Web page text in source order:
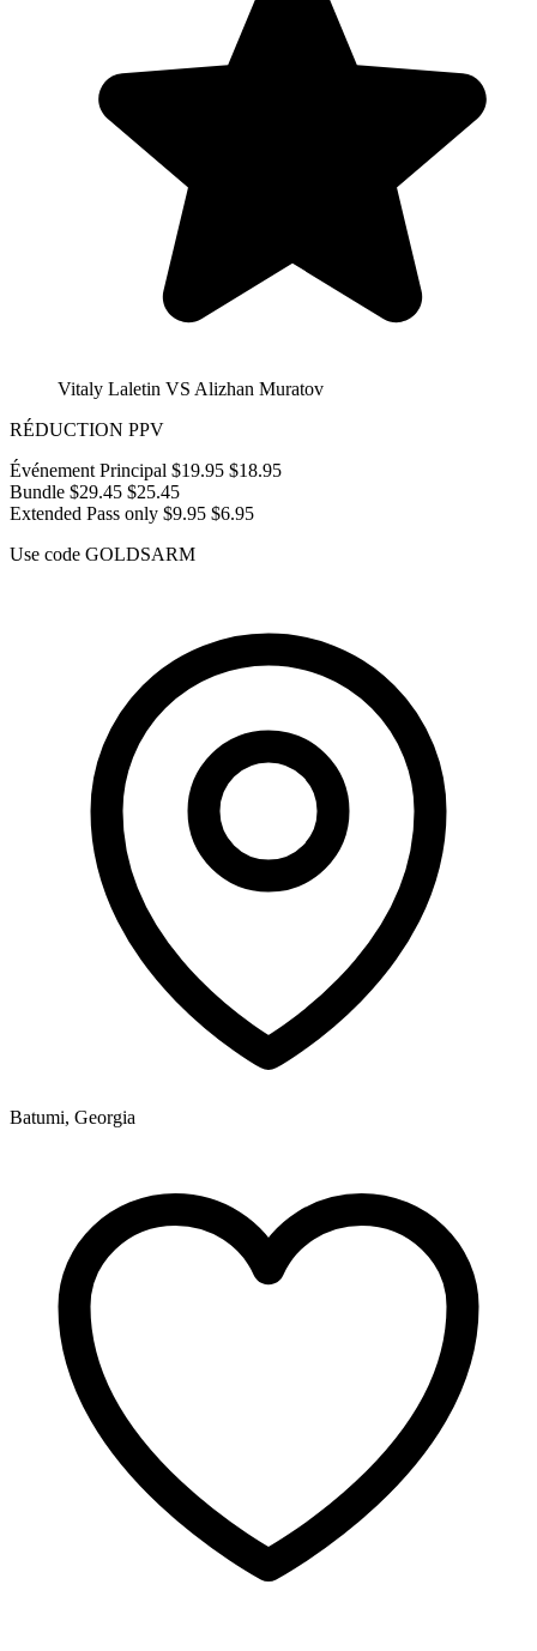
Vitaly Laletin VS Alizhan Muratov
RÉDUCTION PPV
Événement Principal $19.95 $18.95
Bundle $29.45 $25.45
Extended Pass only $9.95 $6.95
Use code GOLDSARM
Batumi, Georgia